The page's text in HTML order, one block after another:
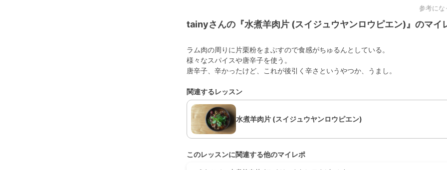
参考にな
tainyさんの『水煮羊肉片 (スイジュウヤンロウピエン)』のマイ
ラム肉の周りに片栗粉をまぶすので食感がちゅるんとしている。
様々なスパイスや唐辛子を使う。
唐辛子、辛かったけど、これが後引く辛さというやつか、うまし。
関連するレッスン
水煮羊肉片 (スイジュウヤンロウピエン)
このレッスンに関連する他のマイレポ